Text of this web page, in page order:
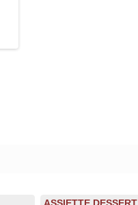
ASSIETTE DESSERT